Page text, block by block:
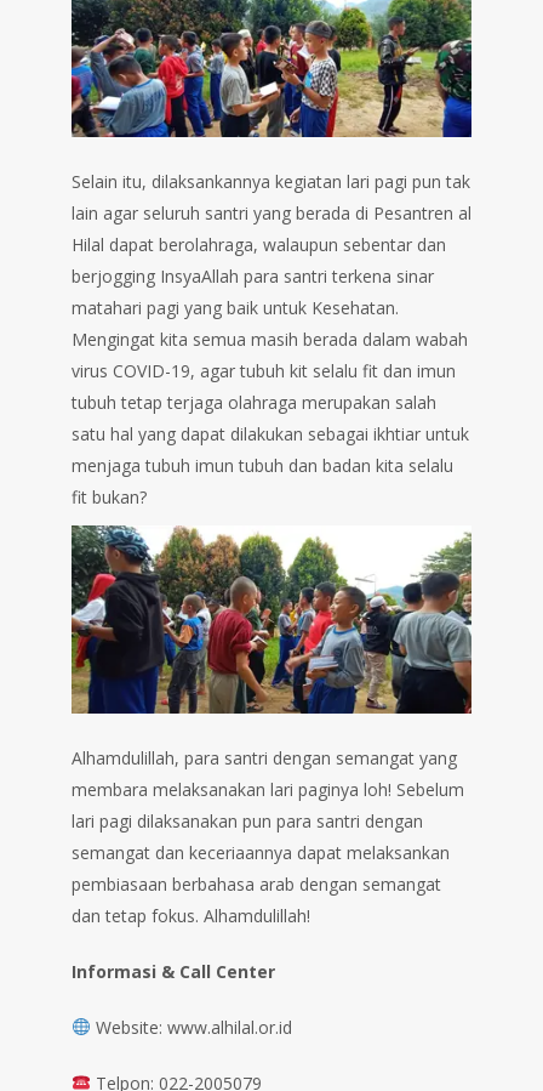
Selain itu, dilaksankannya kegiatan lari pagi pun tak
lain agar seluruh santri yang berada di Pesantren al
Hilal dapat berolahraga, walaupun sebentar dan
berjogging InsyaAllah para santri terkena sinar
matahari pagi yang baik untuk Kesehatan.
Mengingat kita semua masih berada dalam wabah
virus COVID-19, agar tubuh kit selalu fit dan imun
tubuh tetap terjaga olahraga merupakan salah
satu hal yang dapat dilakukan sebagai ikhtiar untuk
menjaga tubuh imun tubuh dan badan kita selalu
fit bukan?
Alhamdulillah, para santri dengan semangat yang
membara melaksanakan lari paginya loh! Sebelum
lari pagi dilaksanakan pun para santri dengan
semangat dan keceriaannya dapat melaksankan
pembiasaan berbahasa arab dengan semangat
dan tetap fokus. Alhamdulillah!
Informasi & Call Center
Website: www.alhilal.or.id
Telpon: 022-2005079